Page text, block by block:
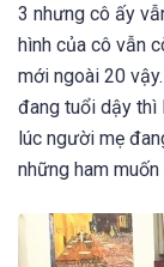
3 nhưng cô ấy
hình của cô vẫn
mới ngoài 20
đang tuổi dậy thì
lúc người mẹ
những ham